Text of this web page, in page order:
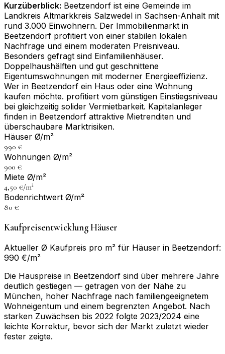
Kurzüberblick: Beetzendorf ist eine Gemeinde im
Landkreis Altmarkkreis Salzwedel in Sachsen-Anhalt mit
rund 3.000 Einwohnern. Der Immobilienmarkt in
Beetzendorf profitiert von einer stabilen lokalen
Nachfrage und einem moderaten Preisniveau.
Besonders gefragt sind Einfamilienhäuser.
Doppelhaushälften und gut geschnittene
Eigentumswohnungen mit moderner Energieeffizienz.
Wer in Beetzendorf ein Haus oder eine Wohnung
kaufen möchte. profitiert vom günstigen Einstiegsniveau
bei gleichzeitig solider Vermietbarkeit. Kapitalanleger
finden in Beetzendorf attraktive Mietrenditen und
überschaubare Marktrisiken.
Häuser Ø/m²
990 €
Wohnungen Ø/m²
900 €
Miete Ø/m²
4,50 €/m²
Bodenrichtwert Ø/m²
80 €
Kaufpreisentwicklung Häuser
Aktueller Ø Kaufpreis pro m² für Häuser in Beetzendorf:
990 €/m²
Die Hauspreise in Beetzendorf sind über mehrere Jahre
deutlich gestiegen — getragen von der Nähe zu
München, hoher Nachfrage nach familiengeeignetem
Wohneigentum und einem begrenzten Angebot. Nach
starken Zuwächsen bis 2022 folgte 2023/2024 eine
leichte Korrektur, bevor sich der Markt zuletzt wieder
fester zeigte.